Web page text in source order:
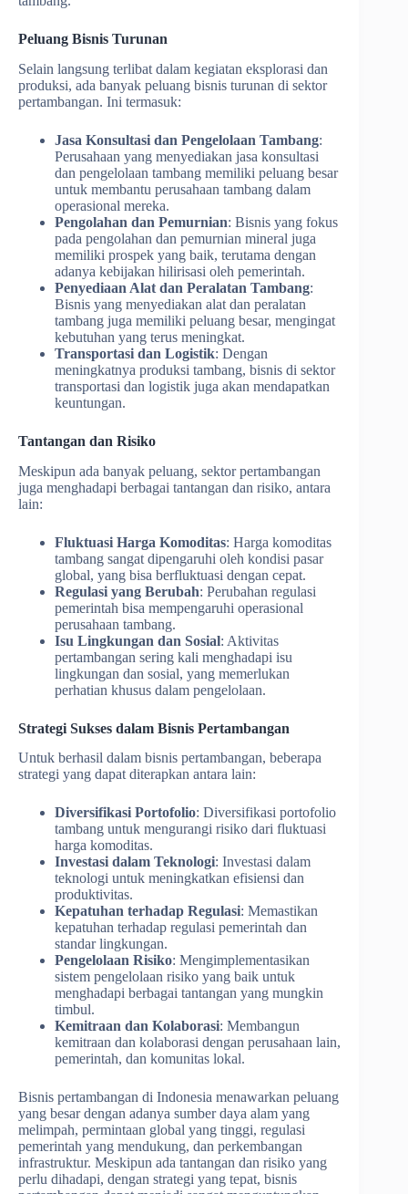
Peluang Bisnis Turunan
Selain langsung terlibat dalam kegiatan eksplorasi dan
produksi, ada banyak peluang bisnis turunan di sektor
pertambangan. Ini termasuk:
Jasa Konsultasi dan Pengelolaan Tambang:
Perusahaan yang menyediakan jasa konsultasi
dan pengelolaan tambang memiliki peluang besar
untuk membantu perusahaan tambang dalam
operasional mereka.
Pengolahan dan Pemurnian: Bisnis yang fokus
pada pengolahan dan pemurnian mineral juga
memiliki prospek yang baik, terutama dengan
adanya kebijakan hilirisasi oleh pemerintah.
Penyediaan Alat dan Peralatan Tambang:
Bisnis yang menyediakan alat dan peralatan
tambang juga memiliki peluang besar, mengingat
kebutuhan yang terus meningkat.
Transportasi dan Logistik: Dengan
meningkatnya produksi tambang, bisnis di sektor
transportasi dan logistik juga akan mendapatkan
keuntungan.
Tantangan dan Risiko
Meskipun ada banyak peluang, sektor pertambangan
juga menghadapi berbagai tantangan dan risiko, antara
lain:
Fluktuasi Harga Komoditas: Harga komoditas
tambang sangat dipengaruhi oleh kondisi pasar
global, yang bisa berfluktuasi dengan cepat.
Regulasi yang Berubah: Perubahan regulasi
pemerintah bisa mempengaruhi operasional
perusahaan tambang.
Isu Lingkungan dan Sosial: Aktivitas
pertambangan sering kali menghadapi isu
lingkungan dan sosial, yang memerlukan
perhatian khusus dalam pengelolaan.
Strategi Sukses dalam Bisnis Pertambangan
Untuk berhasil dalam bisnis pertambangan, beberapa
strategi yang dapat diterapkan antara lain:
Diversifikasi Portofolio: Diversifikasi portofolio
tambang untuk mengurangi risiko dari fluktuasi
harga komoditas.
Investasi dalam Teknologi: Investasi dalam
teknologi untuk meningkatkan efisiensi dan
produktivitas.
Kepatuhan terhadap Regulasi: Memastikan
kepatuhan terhadap regulasi pemerintah dan
standar lingkungan.
Pengelolaan Risiko: Mengimplementasikan
sistem pengelolaan risiko yang baik untuk
menghadapi berbagai tantangan yang mungkin
timbul.
Kemitraan dan Kolaborasi: Membangun
kemitraan dan kolaborasi dengan perusahaan lain,
pemerintah, dan komunitas lokal.
Bisnis pertambangan di Indonesia menawarkan peluang
yang besar dengan adanya sumber daya alam yang
melimpah, permintaan global yang tinggi, regulasi
pemerintah yang mendukung, dan perkembangan
infrastruktur. Meskipun ada tantangan dan risiko yang
perlu dihadapi, dengan strategi yang tepat, bisnis